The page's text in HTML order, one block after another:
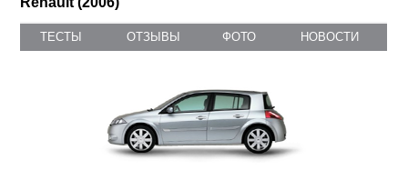
ТЕСТЫ ОТЗЫВЫ ФОТО НОВОСТИ